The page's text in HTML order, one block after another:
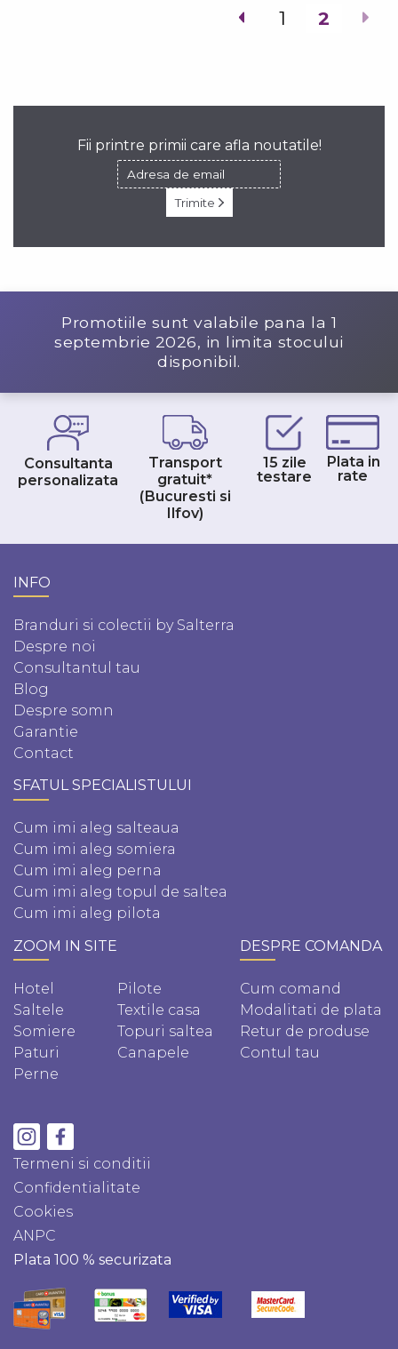
1 2
Fii printre primii care afla noutatile!
Trimite
Promotiile sunt valabile pana la 1
septembrie 2026, in limita stocului
disponibil.
Consultanta
personalizata
Transport
gratuit*
(Bucuresti si
Ilfov)
15 zile
testare
Plata in
rate
INFO
Branduri si colectii by Salterra
Despre noi
Consultantul tau
Blog
Despre somn
Garantie
Contact
SFATUL SPECIALISTULUI
Cum imi aleg salteaua
Cum imi aleg somiera
Cum imi aleg perna
Cum imi aleg topul de saltea
Cum imi aleg pilota
ZOOM IN SITE
Hotel
Saltele
Somiere
Paturi
Perne
Pilote
Textile casa
Topuri saltea
Canapele
DESPRE COMANDA
Cum comand
Modalitati de plata
Retur de produse
Contul tau
Termeni si conditii
Confidentialitate
Cookies
ANPC
Plata 100 % securizata